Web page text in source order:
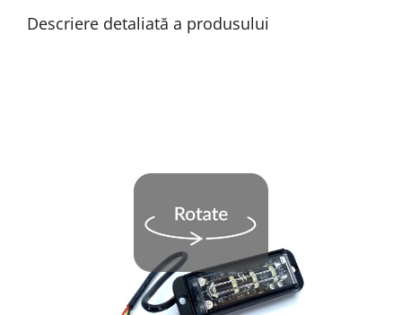
Descriere detaliată a produsului